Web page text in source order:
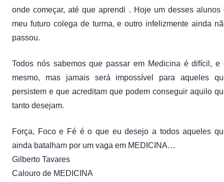
onde começar, até que aprendi . Hoje um desses alunos
meu futuro colega de turma, e outro infelizmente ainda
passou.
Todos nós sabemos que passar em Medicina é difícil, e
mesmo, mas jamais será impossível para aqueles
persistem e que acreditam que podem conseguir aquilo
tanto desejam.
Força, Foco e Fé é o que eu desejo a todos aqueles
ainda batalham por um vaga em MEDICINA…
Gilberto Tavares
Calouro de MEDICINA